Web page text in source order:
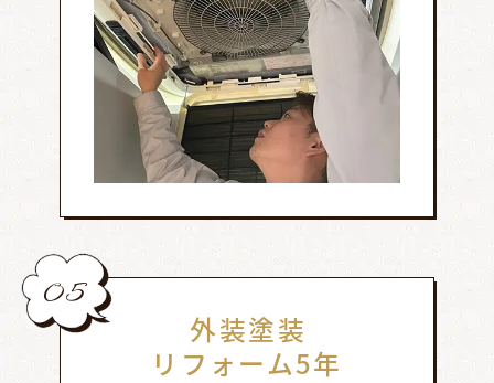
05
外装塗装
リフォーム5年